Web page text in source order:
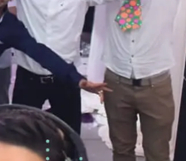
5. תקליטן דתי לבר מצווה – עושים את הבחירה
הנכונה
6. תקליטן דתי לבר מצווה – לאירוע באווירה
יהודית ומוצלחת
7. מה חשוב לדעת על שירותי תקליטן דתי לבר
מצווה?